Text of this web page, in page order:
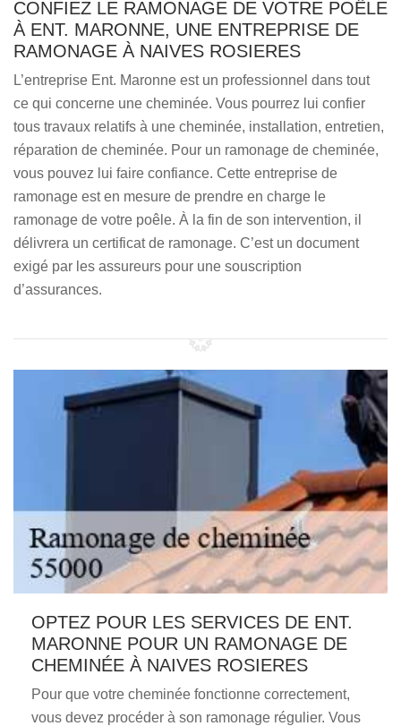
CONFIEZ LE RAMONAGE DE VOTRE POÊLE
À ENT. MARONNE, UNE ENTREPRISE DE
RAMONAGE À NAIVES ROSIERES
L’entreprise Ent. Maronne est un professionnel dans tout
ce qui concerne une cheminée. Vous pourrez lui confier
tous travaux relatifs à une cheminée, installation, entretien,
réparation de cheminée. Pour un ramonage de cheminée,
vous pouvez lui faire confiance. Cette entreprise de
ramonage est en mesure de prendre en charge le
ramonage de votre poêle. À la fin de son intervention, il
délivrera un certificat de ramonage. C’est un document
exigé par les assureurs pour une souscription
d’assurances.
OPTEZ POUR LES SERVICES DE ENT.
MARONNE POUR UN RAMONAGE DE
CHEMINÉE À NAIVES ROSIERES
Pour que votre cheminée fonctionne correctement,
vous devez procéder à son ramonage régulier. Vous